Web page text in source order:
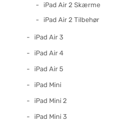
iPad Air 2 Skærme
iPad Air 2 Tilbehør
iPad Air 3
iPad Air 4
iPad Air 5
iPad Mini
iPad Mini 2
iPad Mini 3